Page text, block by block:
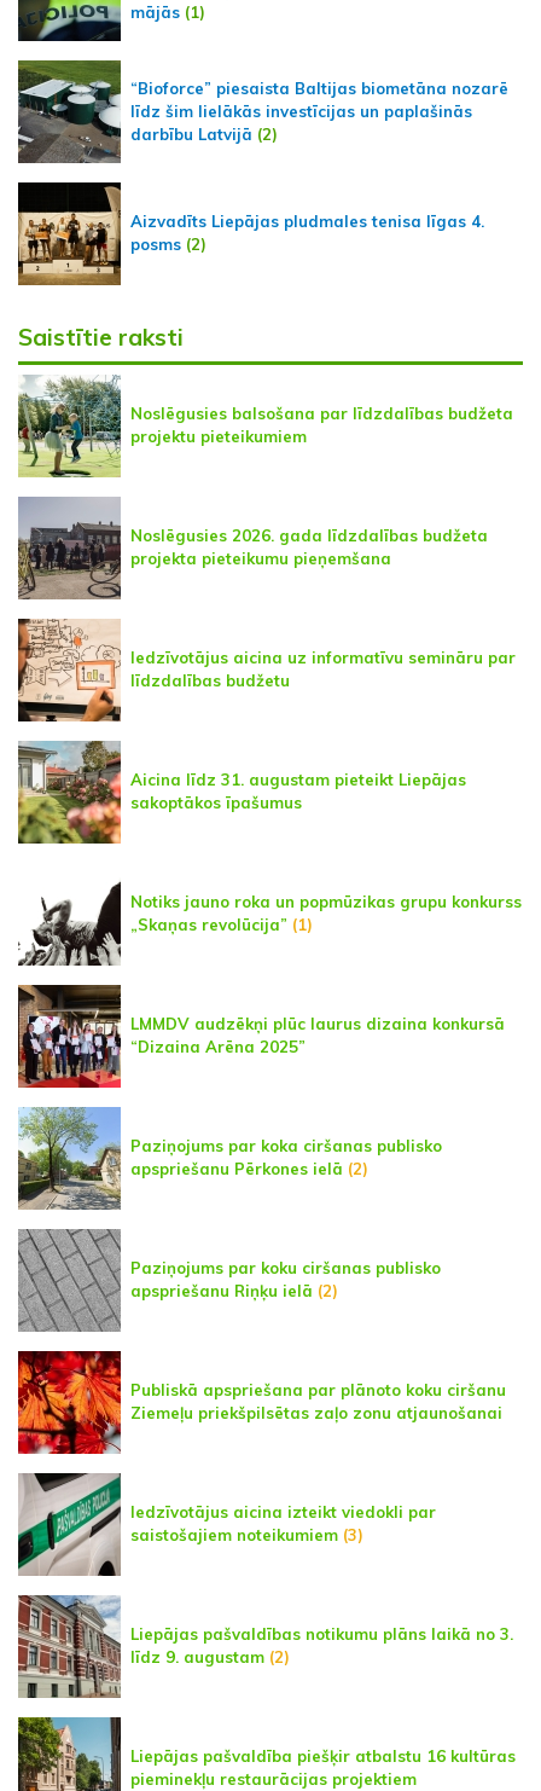
mājās (1)
“Bioforce” piesaista Baltijas biometāna nozarē
līdz šim lielākās investīcijas un paplašinās
darbību Latvijā (2)
Aizvadīts Liepājas pludmales tenisa līgas 4.
posms (2)
Saistītie raksti
Noslēgusies balsošana par līdzdalības budžeta
projektu pieteikumiem
Noslēgusies 2026. gada līdzdalības budžeta
projekta pieteikumu pieņemšana
Iedzīvotājus aicina uz informatīvu semināru par
līdzdalības budžetu
Aicina līdz 31. augustam pieteikt Liepājas
sakoptākos īpašumus
Notiks jauno roka un popmūzikas grupu konkurss
„Skaņas revolūcija” (1)
LMMDV audzēkņi plūc laurus dizaina konkursā
“Dizaina Arēna 2025”
Paziņojums par koka ciršanas publisko
apspriešanu Pērkones ielā (2)
Paziņojums par koku ciršanas publisko
apspriešanu Riņķu ielā (2)
Publiskā apspriešana par plānoto koku ciršanu
Ziemeļu priekšpilsētas zaļo zonu atjaunošanai
Iedzīvotājus aicina izteikt viedokli par
saistošajiem noteikumiem (3)
Liepājas pašvaldības notikumu plāns laikā no 3.
līdz 9. augustam (2)
Liepājas pašvaldība piešķir atbalstu 16 kultūras
pieminekļu restaurācijas projektiem